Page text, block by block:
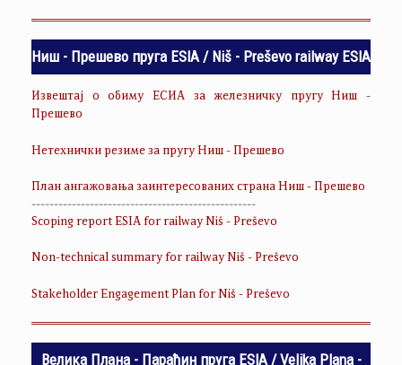
Ниш - Прешево пруга ESIA / Niš - Preševo railway ESIA
Извештај о обиму ЕСИА за железничку пругу Ниш -
Прешево
Нетехнички резиме за пругу Ниш - Прешево
План ангажовања заинтересованих страна Ниш - Прешево
--------------------------------------------------
Scoping report ESIA for railway Niš - Preševo
Non-technical summary for railway Niš - Preševo
Stakeholder Engagement Plan for Niš - Preševo
Велика Плана - Параћин пруга ESIA / Velika Plana -